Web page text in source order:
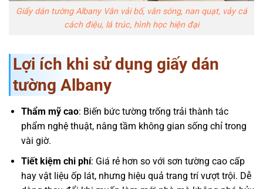
Giấy dán tường Albany Vân vải bố, vân sóng, nan quạt, vảy cá
cách điệu, lá trúc, hình học hiện đại
Lợi ích khi sử dụng giấy dán
tường Albany
Thẩm mỹ cao: Biến bức tường trống trải thành tác
phẩm nghệ thuật, nâng tầm không gian sống chỉ trong
vài giờ.
Tiết kiệm chi phí: Giá rẻ hơn so với sơn tường cao cấp
hay vật liệu ốp lát, nhưng hiệu quả trang trí vượt trội. Dễ